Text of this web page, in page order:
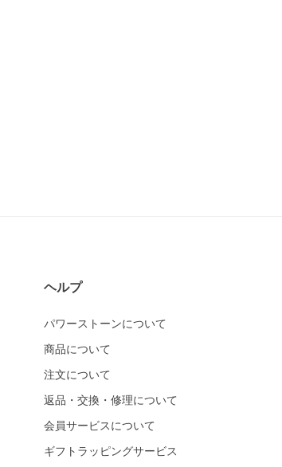
ヘルプ
パワーストーンについて
商品について
注文について
返品・交換・修理について
会員サービスについて
ギフトラッピングサービス